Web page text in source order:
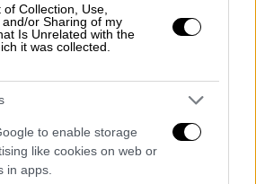
Collection, Use,
or Sharing of my
Is Unrelated with the
it was collected.
to enable storage
like cookies on web or
in apps.
εργαλεία», σημειώνει ο κ.
επόμενα βήματα, η ΠΕΜΕΤΕ
παρεμβάσεις τη
και την
των επιχειρήσεων που
από τους δασμούς.